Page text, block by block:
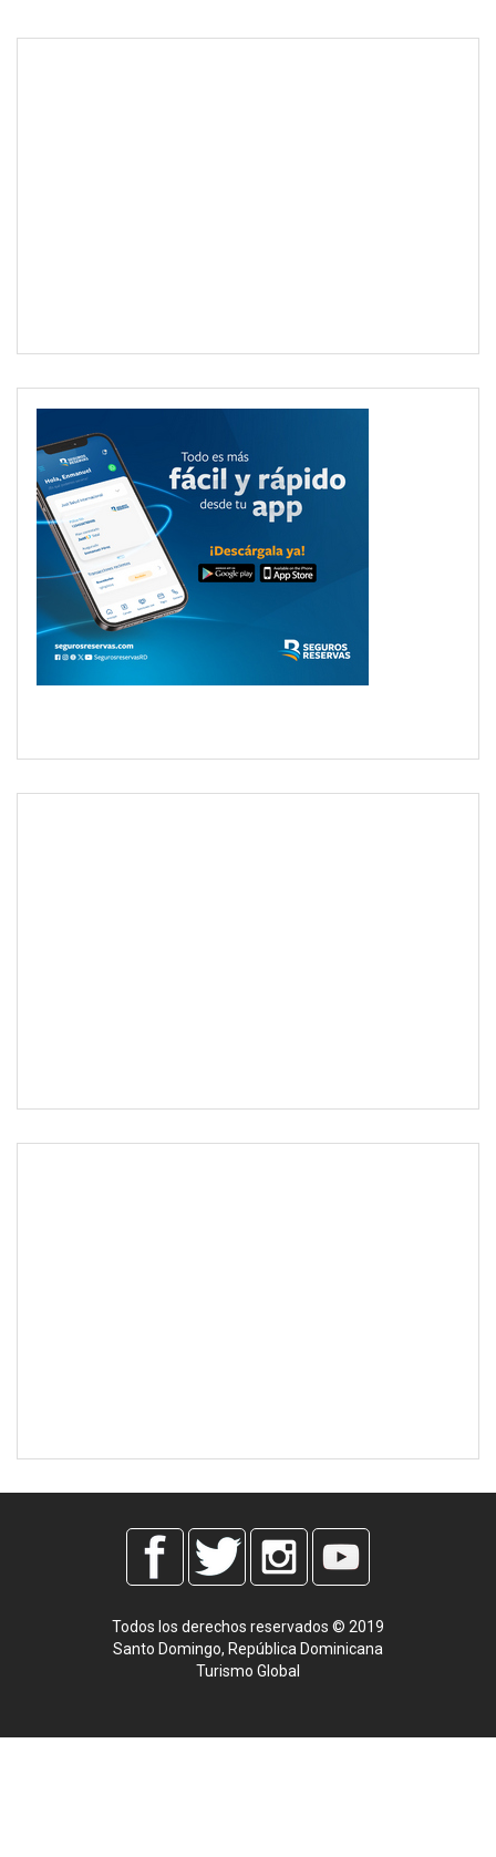
Todos los derechos reservados © 2019
Santo Domingo, República Dominicana
Turismo Global